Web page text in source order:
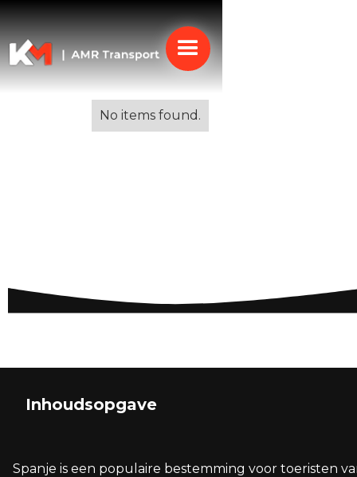
No items found.
Inhoudsopgave
Spanje is een populaire bestemming voor toeristen